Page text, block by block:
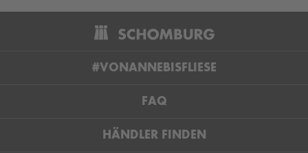
#VONANNEBISFLIESE
FAQ
HÄNDLER FINDEN